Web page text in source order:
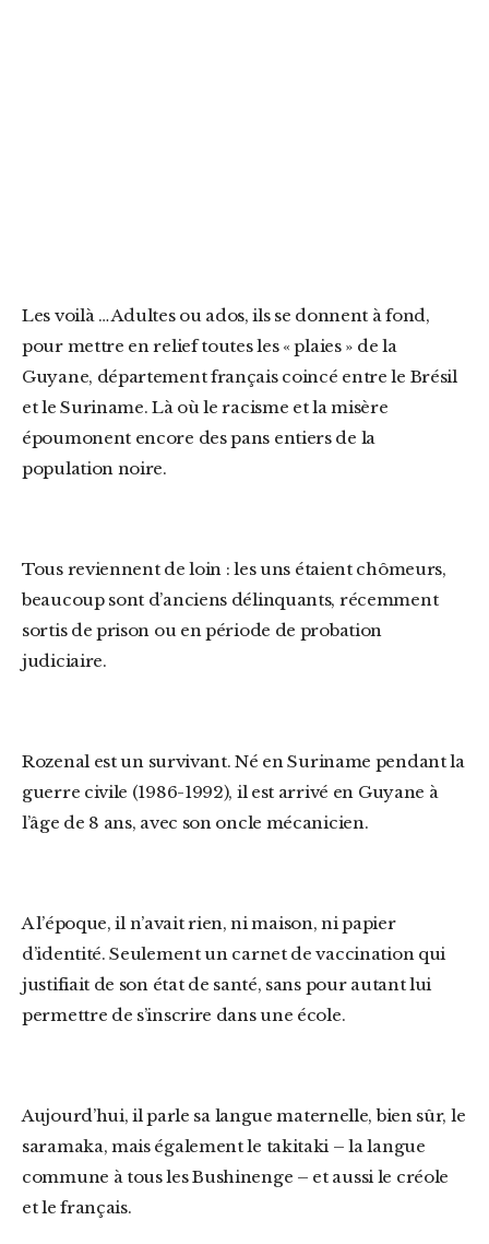
Les voilà … Adultes ou ados, ils se donnent à fond,
pour mettre en relief toutes les « plaies » de la
Guyane, département français coincé entre le Brésil
et le Suriname. Là où le racisme et la misère
époumonent encore des pans entiers de la
population noire.
Tous reviennent de loin : les uns étaient chômeurs,
beaucoup sont d’anciens délinquants, récemment
sortis de prison ou en période de probation
judiciaire.
Rozenal est un survivant. Né en Suriname pendant la
guerre civile (1986-1992), il est arrivé en Guyane à
l’âge de 8 ans, avec son oncle mécanicien.
A l’époque, il n’avait rien, ni maison, ni papier
d’identité. Seulement un carnet de vaccination qui
justifiait de son état de santé, sans pour autant lui
permettre de s’inscrire dans une école.
Aujourd’hui, il parle sa langue maternelle, bien sûr, le
saramaka, mais également le takitaki – la langue
commune à tous les Bushinenge – et aussi le créole
et le français.